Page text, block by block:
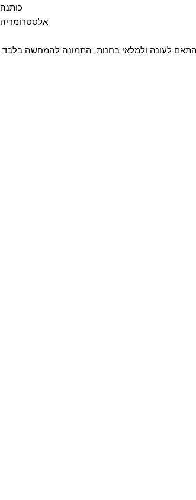
כותנה
אלסטרומריה
לעונה ולמלאי בחנות, התמונה להמחשה בלבד.